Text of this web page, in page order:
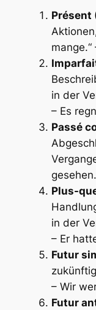
Présent
mange.“
in der
– Es
Passé
Plus-
in der
– Er
Futur
– Wir
Futur